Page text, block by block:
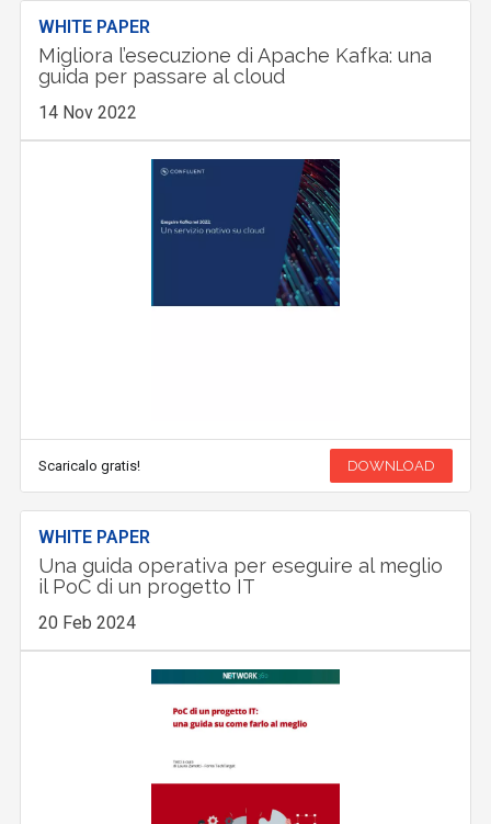
WHITE PAPER
Migliora l’esecuzione di Apache Kafka: una
guida per passare al cloud
14 Nov 2022
Scaricalo gratis! DOWNLOAD
WHITE PAPER
Una guida operativa per eseguire al meglio
il PoC di un progetto IT
20 Feb 2024